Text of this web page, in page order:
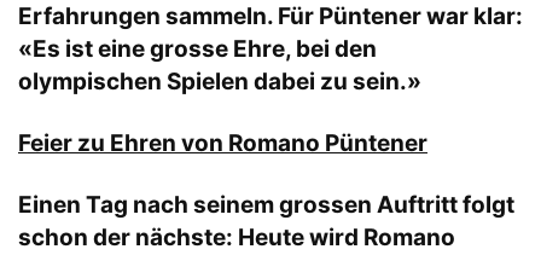
Erfahrungen sammeln. Für Püntener war klar:
«Es ist eine grosse Ehre, bei den
olympischen Spielen dabei zu sein.»
Feier zu Ehren von Romano Püntener
Einen Tag nach seinem grossen Auftritt folgt
schon der nächste: Heute wird Romano